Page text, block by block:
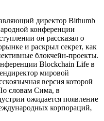
директор Bithumb
конференции
он рассказал о
и раскрыл секрет, как
блокчейн-проекты.
Blockchain Life в
мировой
версия которой
словам Сима, в
ожидается появление
корпораций,